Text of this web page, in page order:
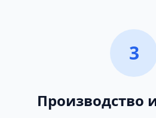
3
Производство